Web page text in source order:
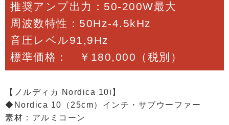
推奨アンプ出力：50-200W最大
周波数特性：50Hz-4.5kHz
音圧レベル91,9Hz
標準価格： ￥180,000（税別）
【ノルディカ Nordica 10i】
◆Nordica 10（25cm）インチ・サブウーファー
素材：アルミコーン